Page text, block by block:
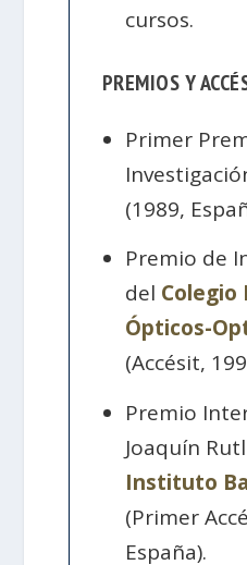
cursos.
PREMIOS Y
Primer
(1989,
Premio de
del Colegio
Ópticos-
(Accésit,
Premio
Joaquín
Instituto
(Primer
España).